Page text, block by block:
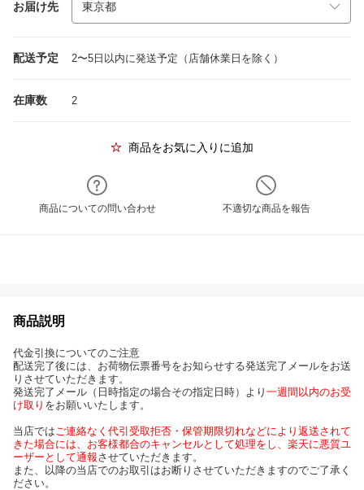
お届け先
配送予定 2〜5日以内に発送予定（店舗休業日を除く）
在庫数 2
商品をお気に入りに追加
商品についての問い合わせ 不適切な商品を報告
商品説明
代金引換についてのご注意
配送完了後には、お荷物伝票番号をお知らせする発送完了メールをお送
りさせていただきます。
発送完了メール（日時指定の場合その指定日時）より 一週間以内のお受
け取り をお願いいたします。
当店ではご連絡なく代引受取拒否・保管期限切れなどにより返送されて
きた場合には、お客様都合のキャンセルとして処理をし、楽天に悪質ユ
ーザーとして通報させていただきます。
また、以降の当店でのお取引はお断りさせていただきますのでご了承く
ださい。